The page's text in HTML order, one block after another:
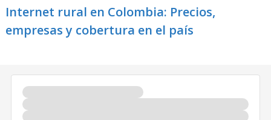
Internet rural en Colombia: Precios,
empresas y cobertura en el país